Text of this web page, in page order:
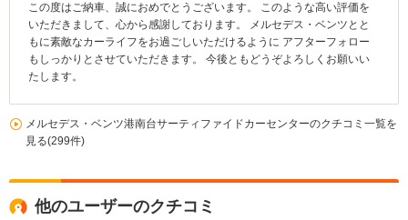
この度はご納車、誠におめでとうございます。 このような高い評価を
いただきまして、心から感謝しております。 メルセデス・ベンツとと
もに素敵なカーライフをお過ごしいただけるように アフターフォロー
もしっかりとさせていただきます。 今後ともどうぞよろしくお願いい
たします。
メルセデス・ベンツ港南台サーティファイドカーセンターのクチコミ一覧を
見る(299件)
他のユーザーのクチコミ